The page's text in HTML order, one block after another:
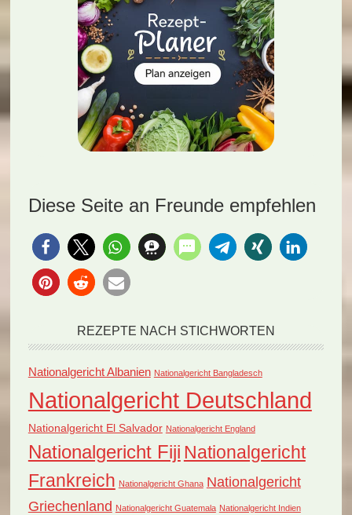
Diese Seite an Freunde empfehlen
REZEPTE NACH STICHWORTEN
Nationalgericht Albanien Nationalgericht Bangladesch
Nationalgericht Deutschland
Nationalgericht El Salvador Nationalgericht England
Nationalgericht Fiji Nationalgericht
Frankreich Nationalgericht Ghana Nationalgericht
Griechenland Nationalgericht Guatemala Nationalgericht Indien